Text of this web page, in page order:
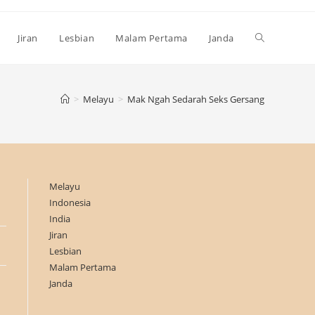
Jiran Lesbian Malam Pertama Janda Toggle
search
> Melayu > Mak Ngah Sedarah Seks Gersang
Melayu
Indonesia
India
Jiran
Lesbian
Malam Pertama
Janda